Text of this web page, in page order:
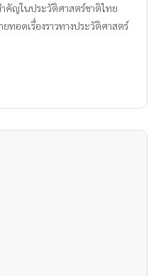
ำคัญในประวัติศาสตร์ชาติไทย
ทอดเรื่องราวทางประวัติศาสตร์